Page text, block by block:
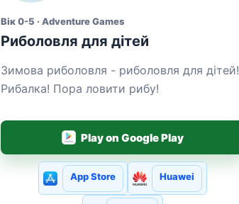
Вік 0-5 · Adventure Games
Риболовля для дітей
Зимова риболовля - риболовля для дітей!
Рибалка! Пора ловити рибу!
Play on Google Play
App Store Huawei